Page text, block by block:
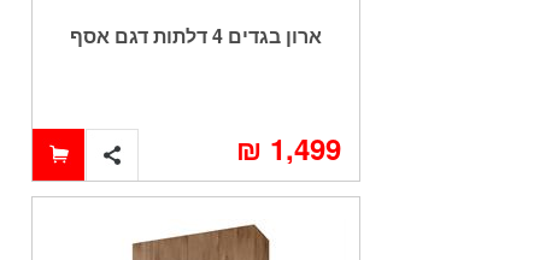
ארון בגדים 4 דלתות דגם אסף
1,499 ₪